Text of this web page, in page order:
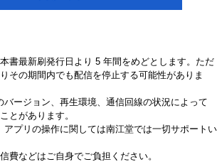
書最新刷発行日より 5 年間をめどとします。ただ
その期間内でも配信を停止する可能性がありま
バージョン、再生環境、通信回線の状況によって
とがあります。
アプリの操作に関しては南江堂では一切サポートい
費などはご自身でご負担ください。